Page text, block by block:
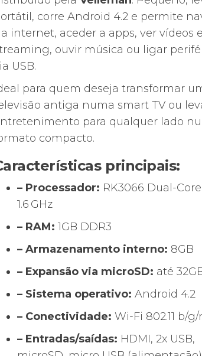
corre Android 4.2 e permite
internet, aceder a apps, ver vídeos
ouvir música ou ligar
USB.
para quem deseja transformar
antiga numa smart TV ou
para qualquer lado
compacto.
principais:
– Processador: RK3066 Dual-
1.6 GHz
– RAM: 1GB DDR3
– Armazenamento interno: 8GB
– Expansão via microSD: até
– Sistema operativo: Android 4.2
– Conectividade: Wi-Fi 802.11 b/g/
– Entradas/saídas: HDMI, 2x USB,